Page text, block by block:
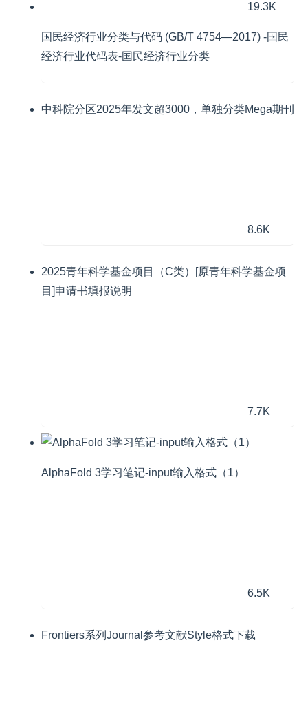
19.3K
国民经济行业分类与代码 (GB/T 4754—2017) -国民
经济行业代码表-国民经济行业分类
中科院分区2025年发文超3000，单独分类Mega期刊
8.6K
2025青年科学基金项目（C类）[原青年科学基金项
目]申请书填报说明
7.7K
AlphaFold 3学习笔记-input输入格式（1）
6.5K
Frontiers系列Journal参考文献Style格式下载